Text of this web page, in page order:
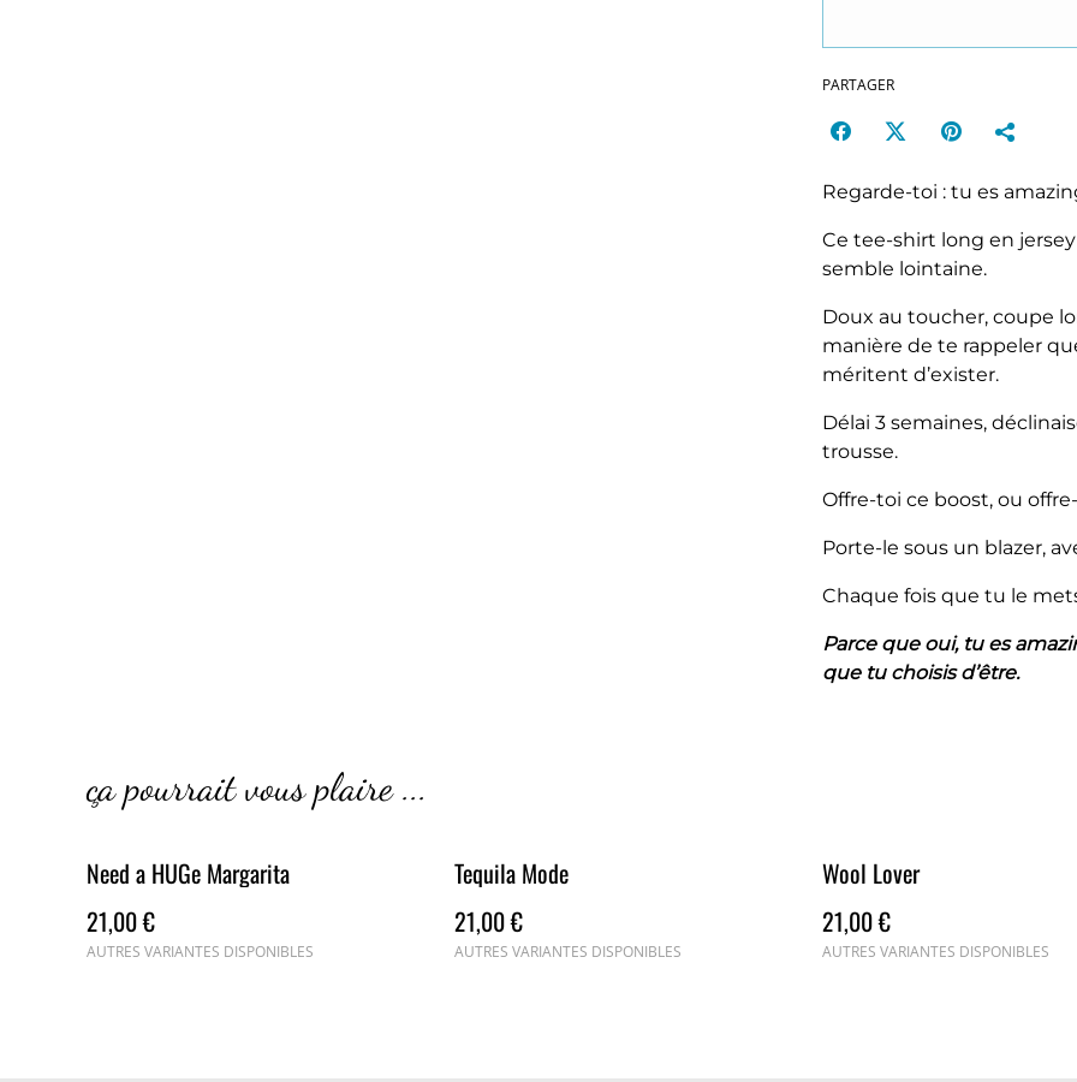
PARTAGER
Regarde‑toi : tu es
Ce tee‑shirt long en
semble lointaine.
Doux au toucher, coupe
manière de te rappeler
méritent d’exister.
Délai 3 semaines,
trousse.
Offre‑toi ce boost, ou
Porte‑le sous un blazer,
Chaque fois que tu le
Parce que oui, tu es
que tu choisis d’être.
ça pourrait vous plaire ...
Need a HUGe Margarita
21,00 €
AUTRES VARIANTES DISPONIBLES
Tequila Mode
21,00 €
AUTRES VARIANTES DISPONIBLES
Wool Lover
21,00 €
AUTRES VARIANTES DISPONIBLES